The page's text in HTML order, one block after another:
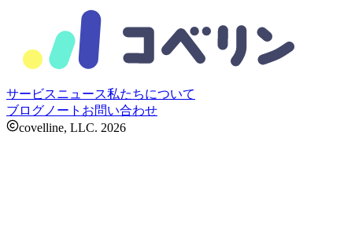
サービスニュース私たちについて
ブログ ノート お問い合わせ
covelline, LLC. 2026